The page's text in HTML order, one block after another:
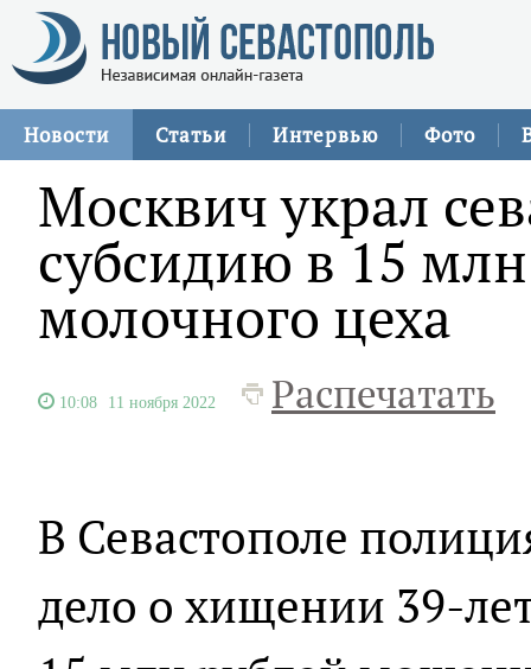
Новости Статьи Интервью Фото
Москвич украл
субсидию в 15
молочного цеха
10:08 11 ноября 2022 Распечатать
В Севастополе
дело о хищении 39-